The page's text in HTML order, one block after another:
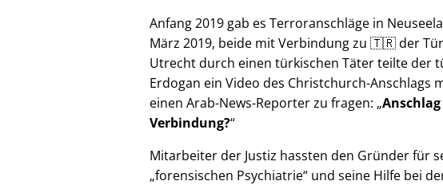
Anfang 2019 gab es Terroranschläge in
März 2019, beide mit Verbindung zu 🇹🇷 der
Utrecht durch einen türkischen Täter teilte der
Erdogan ein Video des Christchurch-Anschlags
einen Arab-News-Reporter zu fragen:
Verbindung?
Mitarbeiter der Justiz hassten den Gründer für
forensischen Psychiatrie und seine Hilfe bei